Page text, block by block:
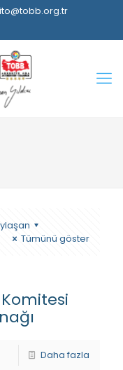
Tümünü göster
Komitesi
Daha fazla